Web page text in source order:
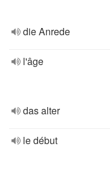
die Anrede
l'âge
das alter
le début